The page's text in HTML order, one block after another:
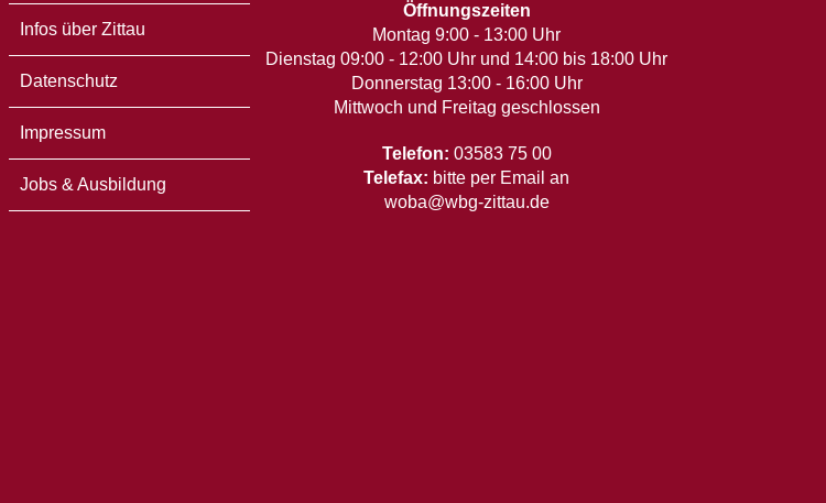
Infos über Zittau
Datenschutz
Impressum
Jobs & Ausbildung
Öffnungszeiten
Montag 9:00 - 13:00 Uhr
Dienstag 09:00 - 12:00 Uhr und 14:00 bis 18:00 Uhr
Donnerstag 13:00 - 16:00 Uhr
Mittwoch und Freitag geschlossen
Telefon: 03583 75 00
Telefax: bitte per Email an
woba@wbg-zittau.de